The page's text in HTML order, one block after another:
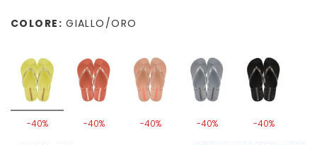
COLORE: GIALLO/ORO
-40% -40% -40% -40% -40%